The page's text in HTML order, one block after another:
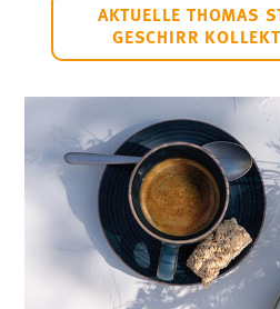
AKTUELLE THOMAS
GESCHIRR